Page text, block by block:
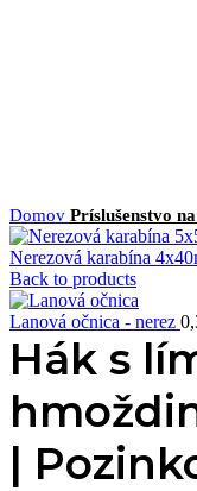
Domov Príslušenstvo
Nerezová karabína
Back to products
Lanová očnica - nerez
Hák s
|